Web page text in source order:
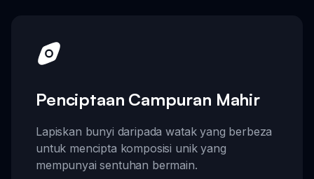
Penciptaan Campuran Mahir
Lapiskan bunyi daripada watak yang berbeza
untuk mencipta komposisi unik yang
mempunyai sentuhan bermain.